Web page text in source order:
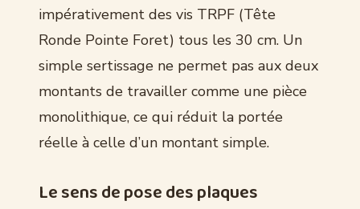
impérativement des vis TRPF (Tête
Ronde Pointe Foret) tous les 30 cm. Un
simple sertissage ne permet pas aux deux
montants de travailler comme une pièce
monolithique, ce qui réduit la portée
réelle à celle d’un montant simple.
Le sens de pose des plaques